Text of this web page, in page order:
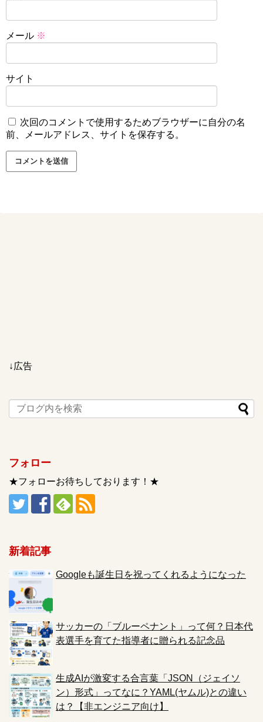
メール ※
サイト
次回のコメントで使用するためブラウザーに自分の名
前、メールアドレス、サイトを保存する。
↓広告
フォロー
★フォローお待ちしております！★
新着記事
Googleも誕生日を祝ってくれるようになった
サッカーの「ブルーペナント」って何？日本代
表選手を育てた指導者に贈られる記念品
生成AIが激変する合言葉「JSON（ジェイソ
ン）形式」ってなに？YAML(ヤムル)との違い
は？【非エンジニア向け】